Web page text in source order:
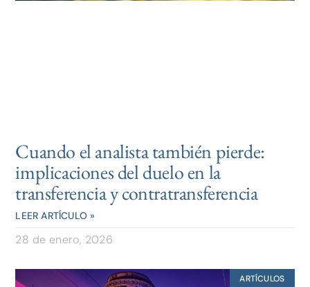
Cuando el analista también pierde:
implicaciones del duelo en la
transferencia y contratransferencia
LEER ARTÍCULO »
28 de enero, 2026
ARTÍCULOS